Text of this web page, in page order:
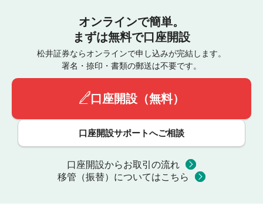
オンラインで簡単。
まずは無料で口座開設
松井証券ならオンラインで申し込みが完結します。
署名・捺印・書類の郵送は不要です。
口座開設（無料）
口座開設サポートへご相談
口座開設からお取引の流れ
移管（振替）についてはこちら